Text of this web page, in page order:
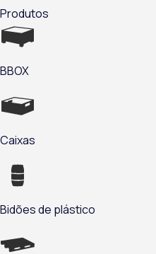
Produtos
BBOX
Caixas
Bidões de plástico